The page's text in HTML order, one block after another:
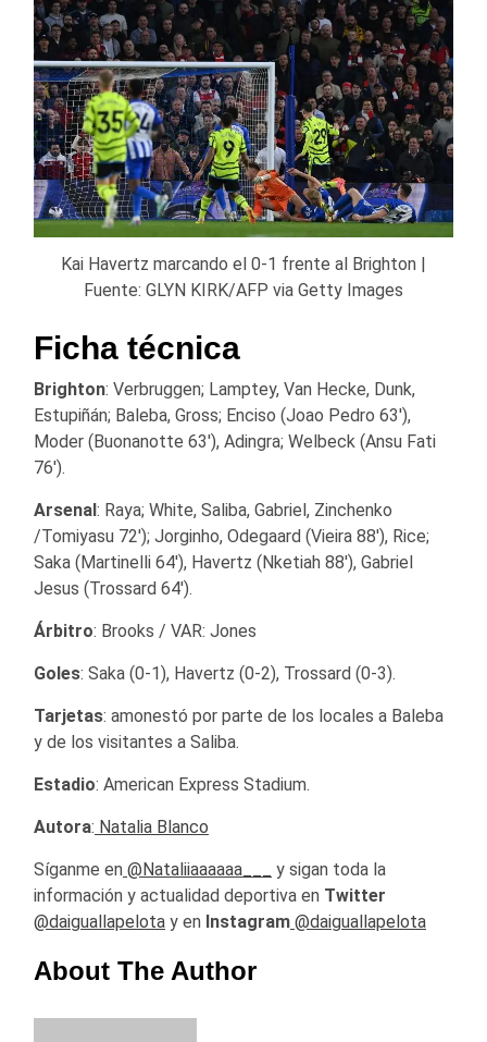
Kai Havertz marcando el 0-1 frente al Brighton |
Fuente: GLYN KIRK/AFP via Getty Images
Ficha técnica
Brighton: Verbruggen; Lamptey, Van Hecke, Dunk,
Estupiñán; Baleba, Gross; Enciso (Joao Pedro 63′),
Moder (Buonanotte 63′), Adingra; Welbeck (Ansu Fati
76′).
Arsenal: Raya; White, Saliba, Gabriel, Zinchenko
/Tomiyasu 72′); Jorginho, Odegaard (Vieira 88′), Rice;
Saka (Martinelli 64′), Havertz (Nketiah 88′), Gabriel
Jesus (Trossard 64′).
Árbitro: Brooks / VAR: Jones
Goles: Saka (0-1), Havertz (0-2), Trossard (0-3).
Tarjetas: amonestó por parte de los locales a Baleba
y de los visitantes a Saliba.
Estadio: American Express Stadium.
Autora: Natalia Blanco
Síganme en @Nataliiaaaaaa___
y sigan toda la
información y actualidad deportiva en Twitter
@daiguallapelota y en Instagram @daiguallapelota
About The Author